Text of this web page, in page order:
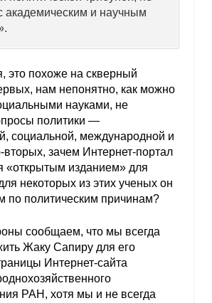
академическим и научным
это похоже на скверный
нам непонятно, как можно
науками, не
политики —
социальной, международной и
вторых, зачем Интернет-портал
«открытым изданием» для
некоторых из этих ученых он
по политическим причинам?
сообщаем, что мы всегда
Жаку Сапиру для его
Интернет-сайта
РАН, хотя мы и не всегда